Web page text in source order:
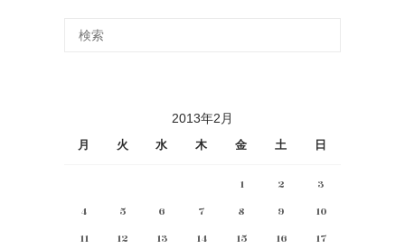
2013年2月
月 火 水 木 金 土 日
1 2
3
4
5 6 7 8 9
10
11
12 13 14 15 16
17